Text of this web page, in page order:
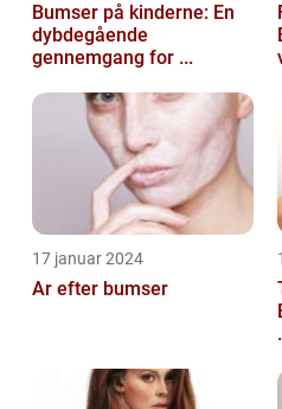
Bumser på kinderne: En
dybdegående
gennemgang for ...
17 januar 2024
Ar efter bumser